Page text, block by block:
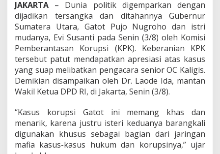
n
g
a
n
P
i
l
h
K
a
h
JAKARTA – Dunia politik digemparkan dengan
dijadikan tersangka dan ditahannya Gubernur
Sumatera Utara, Gatot Pujo Nugroho dan istri
mudanya, Evi Susanti pada Senin (3/8) oleh Komisi
Pemberantasan Korupsi (KPK). Keberanian KPK
tersebut patut mendapatkan apresiasi atas kasus
yang suap melibatkan pengacara senior OC Kaligis.
Demikian disampaikan oleh Dr. Laode Ida, mantan
Wakil Ketua DPD RI, di Jakarta, Senin (3/8).
“Kasus korupsi Gatot ini memang khas dan
menarik, karena justru isteri keduanya barangkali
digunakan khusus sebagai bagian dari jaringan
mafia kasus-kasus hukum dan korupsinya,” ujar